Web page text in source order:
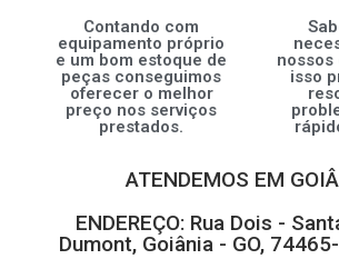
Contando com
equipamento próprio
e um bom estoque de
peças conseguimos
oferecer o melhor
preço nos serviços
prestados.
isso
ATENDEMOS EM
ENDEREÇO: Rua Dois -
Dumont, Goiânia - GO,